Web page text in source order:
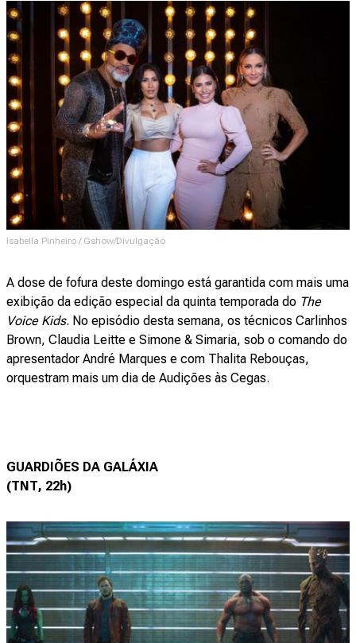
Isabella Pinheiro / Gshow/Divulgação
A dose de fofura deste domingo está garantida com mais uma
exibição da edição especial da quinta temporada do The
Voice Kids. No episódio desta semana, os técnicos Carlinhos
Brown, Claudia Leitte e Simone & Simaria, sob o comando do
apresentador André Marques e com Thalita Rebouças,
orquestram mais um dia de Audições às Cegas.
GUARDIÕES DA GALÁXIA
(TNT, 22h)